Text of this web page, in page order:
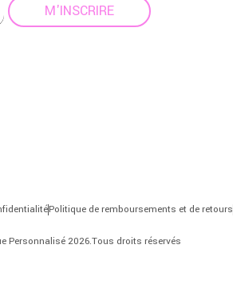
M'INSCRIRE
Personnalisé 2026.Tous droits réservés
Politique de remboursements et de retours